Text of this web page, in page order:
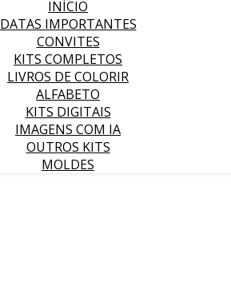
INÍCIO
DATAS IMPORTANTES
CONVITES
KITS COMPLETOS
LIVROS DE COLORIR
ALFABETO
KITS DIGITAIS
IMAGENS COM IA
OUTROS KITS
MOLDES